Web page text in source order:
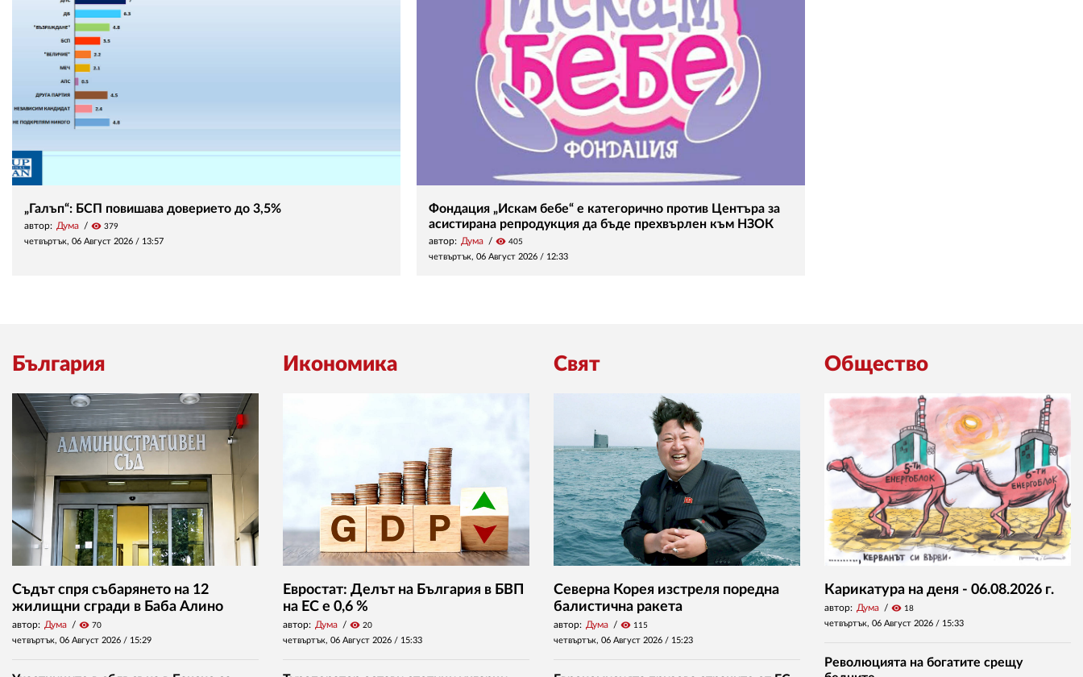
„Галъп“: БСП повишава доверието до 3,5%
автор: Дума visibility 379
четвъртък, 06 Август 2026 / 13:57
Фондация „Искам бебе“ е категорично против Центъра за
асистирана репродукция да бъде прехвърлен към НЗОК
автор: Дума visibility 405
четвъртък, 06 Август 2026 / 12:33
България
Съдът спря събарянето на 12
жилищни сгради в Баба Алино
автор: Дума visibility 70
четвъртък, 06 Август 2026 / 15:29
Икономика
Евростат: Делът на България в БВП
на ЕС е 0,6 %
автор: Дума visibility 20
четвъртък, 06 Август 2026 / 15:33
Свят
Северна Корея изстреля поредна
балистична ракета
автор: Дума visibility 115
четвъртък, 06 Август 2026 / 15:23
Общество
Карикатура на деня - 06.08.2026 г.
автор: Дума visibility 18
четвъртък, 06 Август 2026 / 15:33
Революцията на богатите срещу